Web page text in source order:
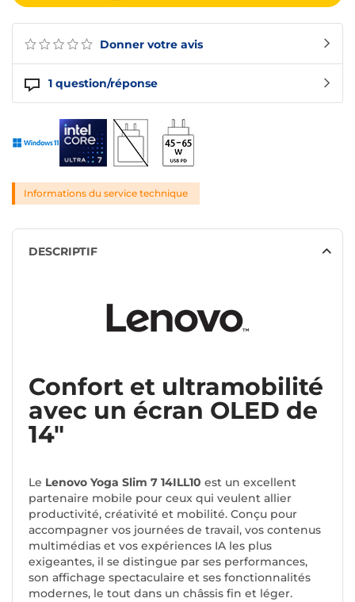
Donner votre avis
1 question/réponse
Informations du service technique
DESCRIPTIF
Confort et ultramobilité
avec un écran OLED de
14"
Le Lenovo Yoga Slim 7 14ILL10 est un excellent
partenaire mobile pour ceux qui veulent allier
productivité, créativité et mobilité. Conçu pour
accompagner vos journées de travail, vos contenus
multimédias et vos expériences IA les plus
exigeantes, il se distingue par ses performances,
son affichage spectaculaire et ses fonctionnalités
modernes, le tout dans un châssis fin et léger.